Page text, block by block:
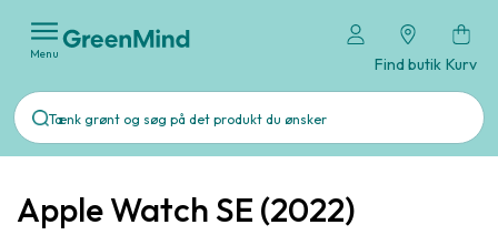
Menu
Find butik Kurv
Apple Watch SE (2022)